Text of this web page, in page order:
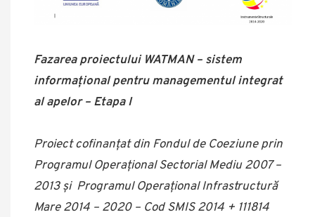
Fazarea proiectului WATMAN – sistem
informațional pentru managementul integrat
al apelor – Etapa I
Proiect cofinanțat din Fondul de Coeziune prin
Programul Operațional Sectorial Mediu 2007 –
2013 și Programul Operațional Infrastructură
Mare 2014 – 2020 – Cod SMIS 2014 + 111814